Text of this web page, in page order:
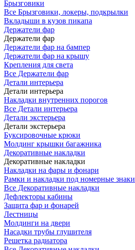
Брызговики
Все Брызговики, локеры, подкрылки
Вкладыши в кузов пикапа
Держатели фар
Держатели фар
Держатели фар на бампер
Держатели фар на крышу
Крепления для света
Все Держатели фар
Детали интерьера
Детали интерьера
Накладки внутренних порогов
Все Детали интерьера
Детали экстерьера
Детали экстерьера
Буксировочные крюки
Молдинг крышки багажника
Декоративные накладки
Декоративные накладки
Накладки на фары и фонари
Рамки и накладки под номерные знаки
Все Декоративные накладки
Дефлекторы кабины
Защита фар и фонарей
Лестницы
Молдинги на двери
Насадки трубы глушителя
Решетка радиатора